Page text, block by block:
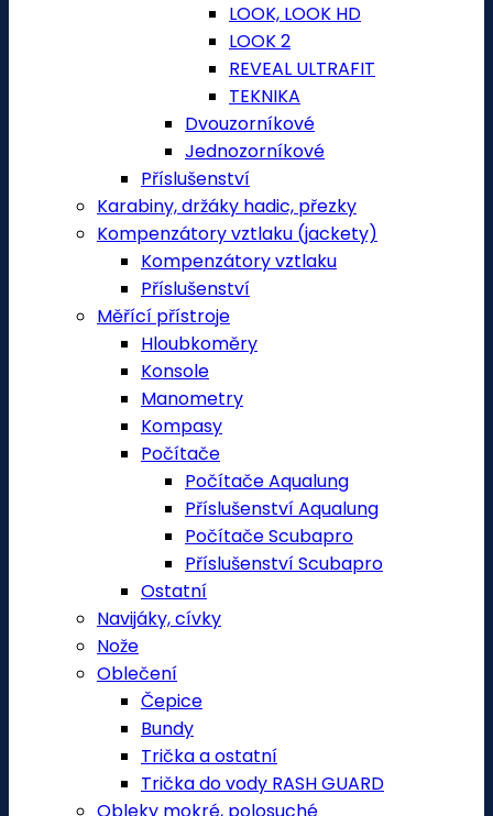
LOOK, LOOK HD
LOOK 2
REVEAL ULTRAFIT
TEKNIKA
Dvouzorníkové
Jednozorníkové
Příslušenství
Karabiny, držáky hadic, přezky
Kompenzátory vztlaku (jackety)
Kompenzátory vztlaku
Příslušenství
Měřící přístroje
Hloubkoměry
Konsole
Manometry
Kompasy
Počítače
Počítače Aqualung
Příslušenství Aqualung
Počítače Scubapro
Příslušenství Scubapro
Ostatní
Navijáky, cívky
Nože
Oblečení
Čepice
Bundy
Trička a ostatní
Trička do vody RASH GUARD